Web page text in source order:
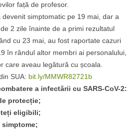
față de profesor.
simptomatic pe 19 mai, dar a
2 zile înainte de a primi rezultatul
cu 23 mai, au fost raportate cazuri
în rândul altor membri ai personalului,
care aveau legătură cu școala.
SUA: bit.ly/MMWR82721b
a infectării cu SARS-CoV-2:
protecție;
eligibili;
simptome;